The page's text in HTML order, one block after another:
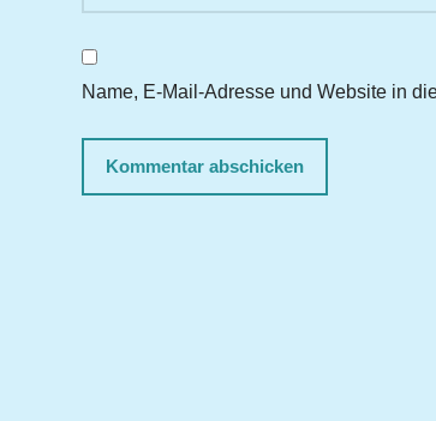
Name, E-Mail-Adresse und Website in